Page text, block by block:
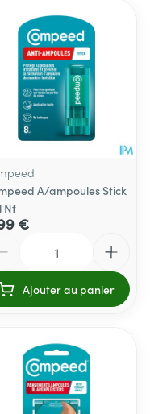
A/ampoules Stick
Nf
€
Ajouter au panier